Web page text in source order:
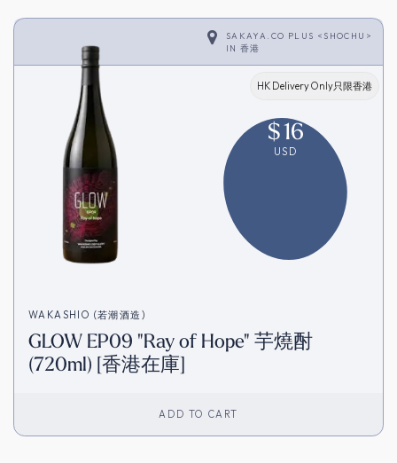
SAKAYA.CO PLUS <SHOCHU>
IN 香港
HK Delivery Only只限香港
$16
USD
WAKASHIO (若潮酒造)
GLOW EP09 "Ray of Hope" 芋燒酎
(720ml) [香港在庫]
ADD TO CART